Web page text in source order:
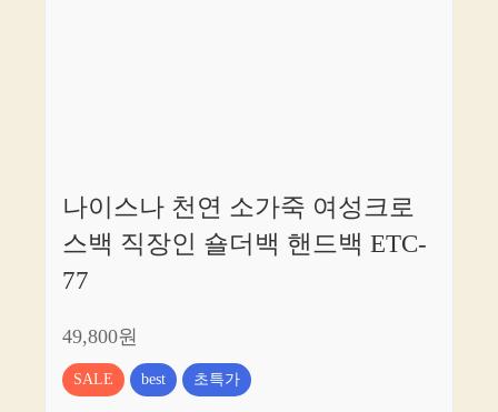
나이스나 천연 소가죽 여성크로
스백 직장인 숄더백 핸드백 ETC-
77
49,800원
SALE best 초특가